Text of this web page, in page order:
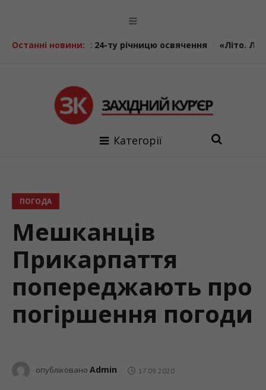
Останні новини:
24-ту річницю освячення «Літо. Люди. Сила»:
Категорії
ПОГОДА
Мешканців
Прикарпаття
попереджають про
погіршення погоди
опубліковано Admin 17.09.2020